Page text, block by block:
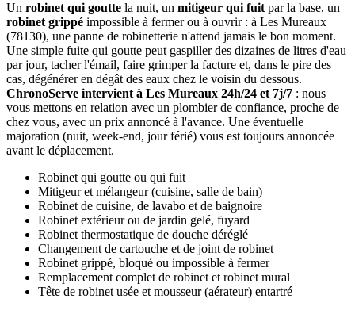
Un robinet qui goutte la nuit, un mitigeur qui fuit par la base, un
robinet grippé impossible à fermer ou à ouvrir : à Les Mureaux
(78130), une panne de robinetterie n'attend jamais le bon moment.
Une simple fuite qui goutte peut gaspiller des dizaines de litres d'eau
par jour, tacher l'émail, faire grimper la facture et, dans le pire des
cas, dégénérer en dégât des eaux chez le voisin du dessous.
ChronoServe intervient à Les Mureaux 24h/24 et 7j/7 : nous
vous mettons en relation avec un plombier de confiance, proche de
chez vous, avec un prix annoncé à l'avance. Une éventuelle
majoration (nuit, week-end, jour férié) vous est toujours annoncée
avant le déplacement.
Robinet qui goutte ou qui fuit
Mitigeur et mélangeur (cuisine, salle de bain)
Robinet de cuisine, de lavabo et de baignoire
Robinet extérieur ou de jardin gelé, fuyard
Robinet thermostatique de douche déréglé
Changement de cartouche et de joint de robinet
Robinet grippé, bloqué ou impossible à fermer
Remplacement complet de robinet et robinet mural
Tête de robinet usée et mousseur (aérateur) entartré